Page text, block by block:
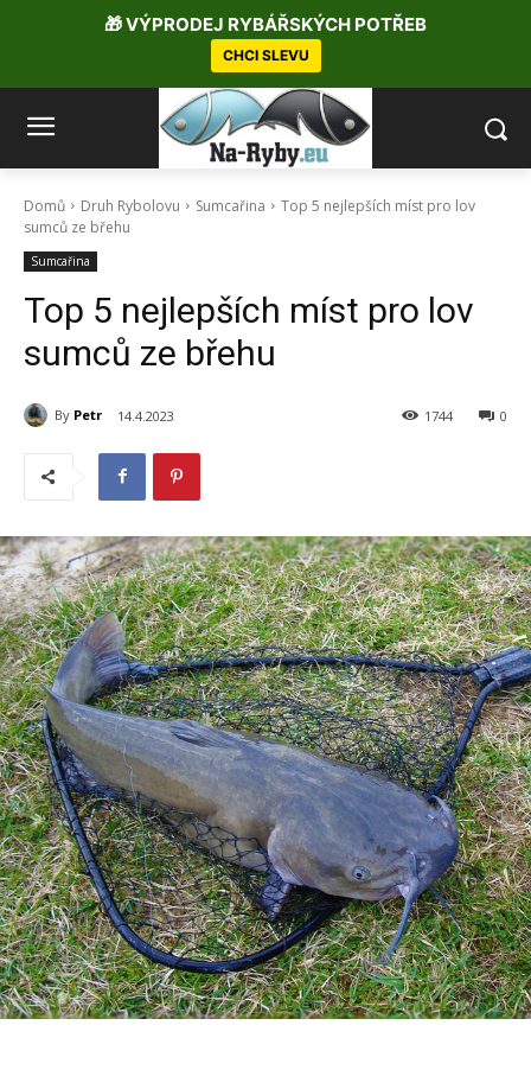
Domů Druh Rybolovu Sumcařina
Top 5 nejlepších míst pro lov
sumců ze břehu
Sumcařina
Top 5 nejlepších míst pro lov
sumců ze břehu
By Petr 14.4.2023 0
1744
🎁 VÝPRODEJ RYBÁŘSKÝCH POTŘEB
CHCI SLEVU